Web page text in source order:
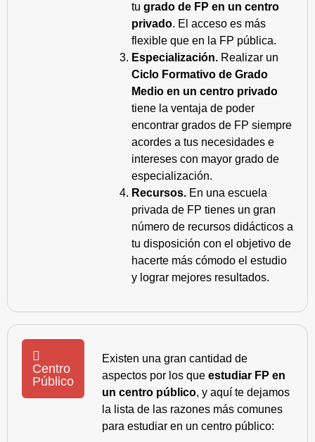
tu grado de FP en un centro
privado. El acceso es más
flexible que en la FP pública.
Especialización. Realizar un
Ciclo Formativo de Grado
Medio en un centro privado
tiene la ventaja de poder
encontrar grados de FP siempre
acordes a tus necesidades e
intereses con mayor grado de
especialización.
Recursos. En una escuela
privada de FP tienes un gran
número de recursos didácticos a
tu disposición con el objetivo de
hacerte más cómodo el estudio
y lograr mejores resultados.
Centro
Público
Existen una gran cantidad de
aspectos por los que estudiar FP en
un centro público, y aquí te dejamos
la lista de las razones más comunes
para estudiar en un centro público: